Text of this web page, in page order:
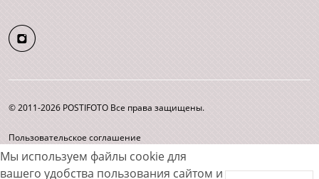
Мы используем файлы cookie для
вашего удобства пользования сайтом и
© 2011-2026 POSTIFOTO Все права защищены.
Пользовательское соглашение
Согласие на обработку персональных данных
Карта сайта